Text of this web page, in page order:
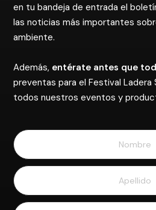
en tu bandeja de entrada el
las noticias más importantes
ambiente.
Además, entérate antes que
preventas para el Festival Ladera
todos nuestros eventos y